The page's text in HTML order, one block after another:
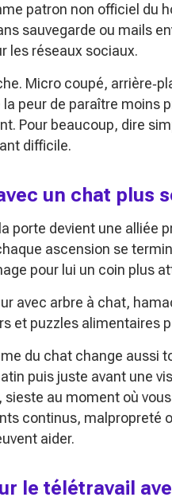
patron non officiel du
sauvegarde ou mails
les réseaux sociaux.
Micro coupé,
peur de paraître moins
. Pour beaucoup, dire
difficile.
un chat plus
porte devient une alliée
ascension se
pour lui un coin plus
avec arbre à chat,
et puzzles alimentaires
du chat change aussi
puis juste avant une
sieste au moment où
continus, malpropreté
aider.
le télétravail